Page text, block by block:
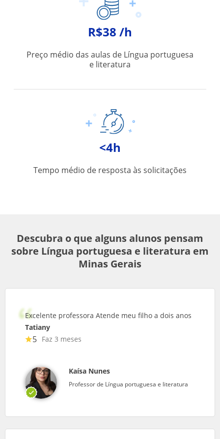
R$38 /h
Preço médio das aulas de Língua portuguesa
e literatura
<4h
Tempo médio de resposta às solicitações
Descubra o que alguns alunos pensam
sobre Língua portuguesa e literatura em
Minas Gerais
Excelente professora Atende meu filho a dois anos
Tatiany
5 Faz 3 meses
Kaísa Nunes
Professor de Língua portuguesa e literatura